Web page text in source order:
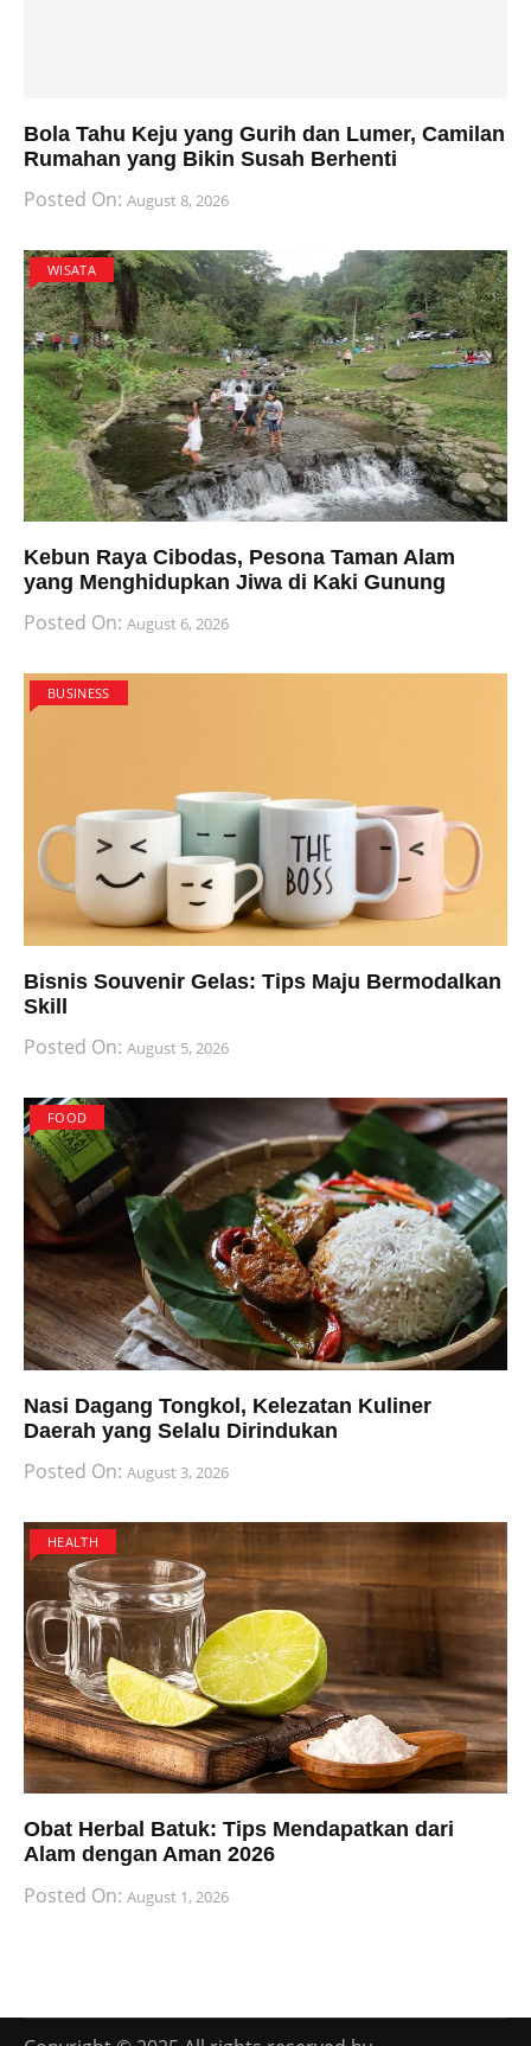
Bola Tahu Keju yang Gurih dan Lumer, Camilan
Rumahan yang Bikin Susah Berhenti
Posted On: August 8, 2026
WISATA
Kebun Raya Cibodas, Pesona Taman Alam
yang Menghidupkan Jiwa di Kaki Gunung
Posted On: August 6, 2026
BUSINESS
Bisnis Souvenir Gelas: Tips Maju Bermodalkan
Skill
Posted On: August 5, 2026
FOOD
Nasi Dagang Tongkol, Kelezatan Kuliner
Daerah yang Selalu Dirindukan
Posted On: August 3, 2026
HEALTH
Obat Herbal Batuk: Tips Mendapatkan dari
Alam dengan Aman 2026
Posted On: August 1, 2026